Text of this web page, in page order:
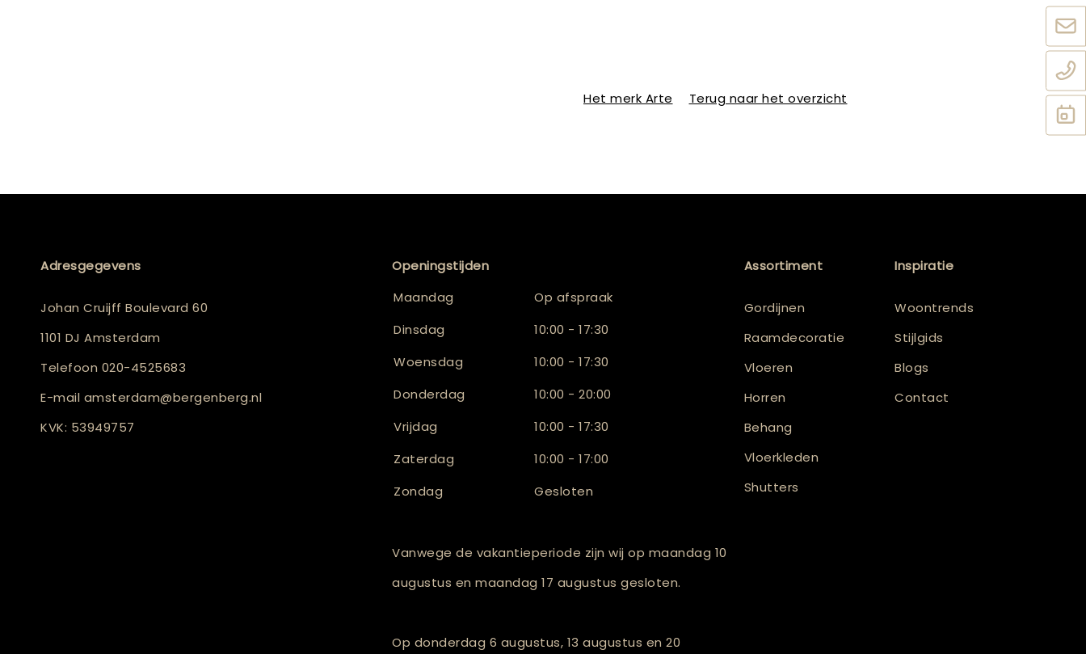
Het merk Arte Terug naar het overzicht
Adresgegevens
Johan Cruijff Boulevard 60
1101 DJ Amsterdam
Telefoon 020-4525683
E-mail amsterdam@bergenberg.nl
KVK: 53949757
Openingstijden
Maandag
Op afspraak
Dinsdag
10:00 - 17:30
Woensdag
10:00 - 17:30
Donderdag
10:00 - 20:00
Vrijdag
10:00 - 17:30
Zaterdag
10:00 - 17:00
Zondag
Gesloten
Vanwege de vakantieperiode zijn wij op maandag 10
augustus en maandag 17 augustus gesloten.
Op donderdag 6 augustus, 13 augustus en 20
Assortiment
Gordijnen
Raamdecoratie
Vloeren
Horren
Behang
Vloerkleden
Shutters
Inspiratie
Woontrends
Stijlgids
Blogs
Contact